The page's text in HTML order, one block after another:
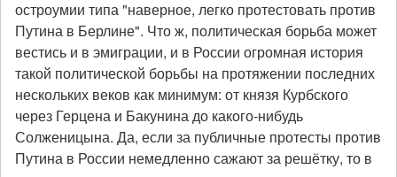
остроумии типа "наверное, легко протестовать против
Путина в Берлине". Что ж, политическая борьба может
вестись и в эмиграции, и в России огромная история
такой политической борьбы на протяжении последних
нескольких веков как минимум: от князя Курбского
через Герцена и Бакунина до какого-нибудь
Солженицына. Да, если за публичные протесты против
Путина в России немедленно сажают за решётку, то в